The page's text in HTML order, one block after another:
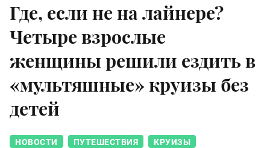
Где, если не на лайнере?
Четыре взрослые
женщины решили ездить в
«мультяшные» круизы без
детей
НОВОСТИ ПУТЕШЕСТВИЯ КРУИЗЫ